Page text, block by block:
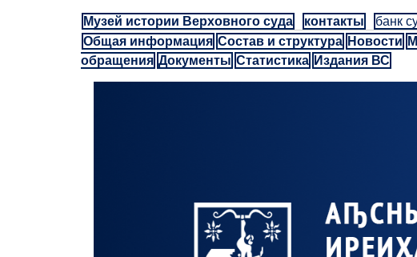
Музей истории Верховного суда контакты банк
Общая информация Состав и структура Новости
обращения Документы Статистика Издания ВС